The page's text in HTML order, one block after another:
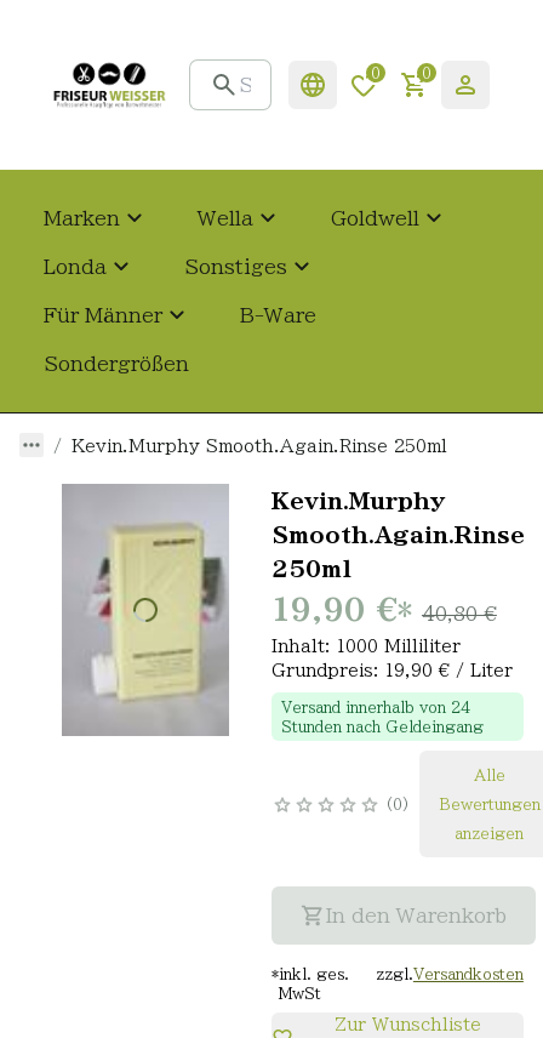
0 0
Marken Wella Goldwell
Londa Sonstiges
Für Männer B-Ware
Sondergrößen
Kevin.Murphy Smooth.Again.Rinse 250ml
Kevin.Murphy
Smooth.Again.Rinse
250ml
19,90 €* 40,80 €
Inhalt: 1000 Milliliter
Grundpreis: 19,90 € / Liter
Versand innerhalb von 24
Stunden nach Geldeingang
0
Alle
Bewertungen
anzeigen
In den Warenkorb
*inkl. ges.
MwSt
zzgl. Versandkosten
Zur Wunschliste